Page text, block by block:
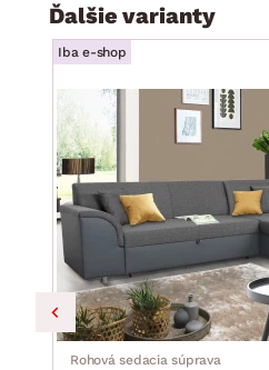
Ďalšie varianty
Iba e-shop
Rohová sedacia súprava